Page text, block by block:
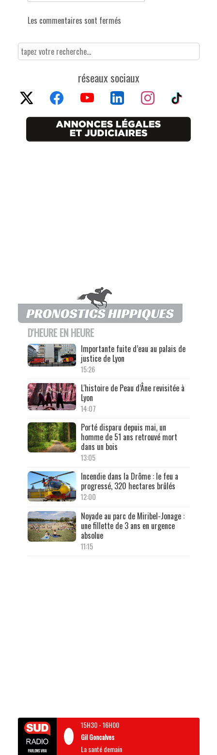
Les commentaires sont fermés
réseaux sociaux
D'HEURE EN HEURE
Importante fuite d’eau au palais de
justice de Lyon
15:26
L'histoire de Peau d’Âne revisitée à
Lyon
14:07
Porté disparu depuis mai, un
homme de 51 ans retrouvé mort
dans un bois
13:05
Incendie dans la Drôme : le feu a
progressé, 320 hectares brûlés
12:00
Noyade au parc de Miribel-Jonage :
une fillette de 3 ans en urgence
absolue
11:15
15H30-16H00
Gil Goncalves
La santé demain